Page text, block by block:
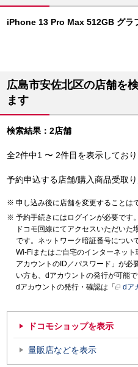
iPhone 13 Pro Max 512GB グラ
広島市安佐北区の店舗を
ます
検索結果：2店舗
全2件中1 〜 2件目を表示してお
予約申込する店舗/購入商品受取
申し込み後に店舗を変更することは
予約手続きにはログインが必要です。
ドコモ回線にてアクセスいただい
です。ネットワーク暗証番号につい
Wi-Fiまたはご自宅のインターネッ
アカウントのID／パスワード」が必
い方も、dアカウントの発行が可能で
dアカウントの発行・確認は「
dア
ドコモショップを表示
量販店などを表示